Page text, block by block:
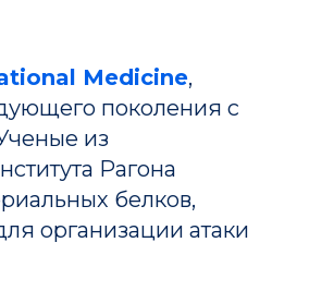
Medicine,
поколения с
из
Рагона
белков,
организации атаки